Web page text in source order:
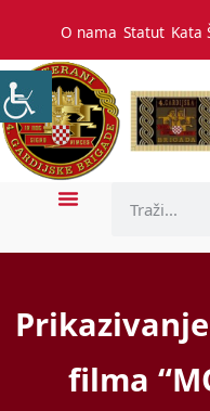
O nama Statut Kata
filma